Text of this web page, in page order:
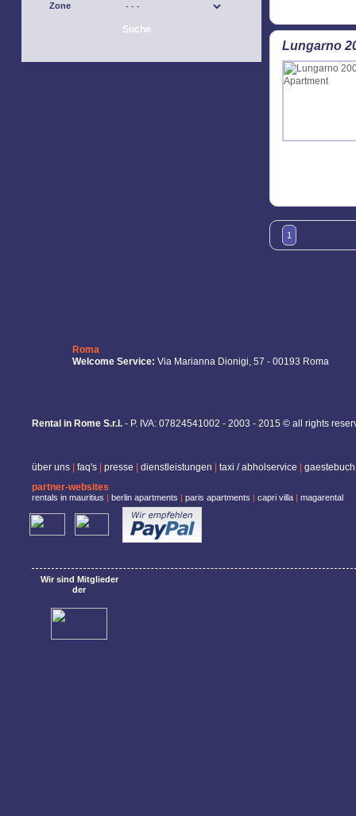
Zone
Suche
Lungarno
1
Roma
Welcome Service: Via Marianna Dionigi, 57 - 00193 Roma
Rental in Rome S.r.l. - P. IVA: 07824541002 - 2003 - 2015 © all rights
über uns faq's presse dienstleistungen taxi / abholservice gaestebuch
partner-websites
rentals in mauritius | berlin apartments | paris apartments | capri villa | magarental
Wir sind Mitglieder
der